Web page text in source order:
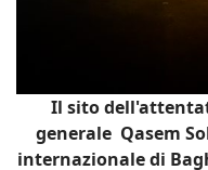
Il sito
generale Qasem
internazionale di